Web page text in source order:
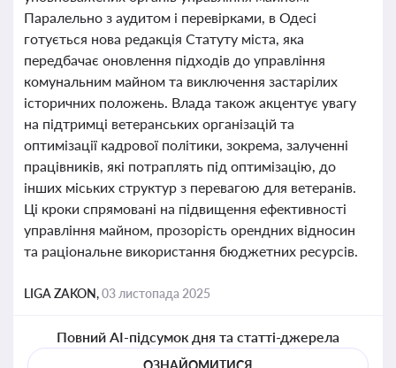
Паралельно з аудитом і перевірками, в Одесі
готується нова редакція Статуту міста, яка
передбачає оновлення підходів до управління
комунальним майном та виключення застарілих
історичних положень. Влада також акцентує увагу
на підтримці ветеранських організацій та
оптимізації кадрової політики, зокрема, залученні
працівників, які потраплять під оптимізацію, до
інших міських структур з перевагою для ветеранів.
Ці кроки спрямовані на підвищення ефективності
управління майном, прозорість орендних відносин
та раціональне використання бюджетних ресурсів.
LIGA ZAKON,03 листопада 2025
Повний AI-підсумок дня та статті-джерела
ОЗНАЙОМИТИСЯ